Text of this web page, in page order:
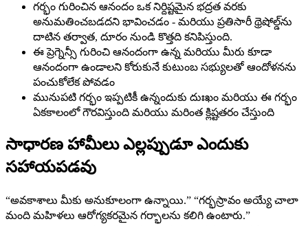
గర్భం గురించిన ఆనందం ఒక నిర్దిష్టమైన భద్రత వరకు
అనుమతించబడదని భావించడం - మరియు ప్రతిసారీ థ్రెషోల్డ్‌ను
దాటిన తర్వాత, దూరం నుండి కొత్తది కనిపిస్తుంది.
ఈ ప్రెగ్నెన్సీ గురించి ఆనందంగా ఉన్న మరియు మీరు కూడా
ఆనందంగా ఉండాలని కోరుకునే కుటుంబ సభ్యులతో ఆందోళనను
పంచుకోలేక పోవడం
మునుపటి గర్భం ఇప్పటికీ ఉన్నందుకు దుఃఖం మరియు ఈ గర్భం
ఏకకాలంలో గౌరవిస్తుంది మరియు మరింత క్లిష్టతరం చేస్తుంది
సాధారణ హామీలు ఎల్లప్పుడూ ఎందుకు
సహాయపడవు
“అవకాశాలు మీకు అనుకూలంగా ఉన్నాయి.” “గర్భస్రావం అయ్యే చాలా
మంది మహిళలు ఆరోగ్యకరమైన గర్భాలను కలిగి ఉంటారు.”